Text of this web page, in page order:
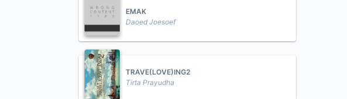
EMAK
Daoed Joesoef
TRAVE(LOVE)ING2
Tirta Prayudha